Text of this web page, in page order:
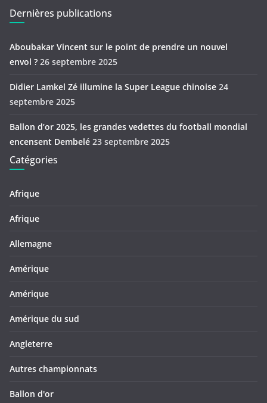
Dernières publications
Aboubakar Vincent sur le point de prendre un nouvel
envol ? 26 septembre 2025
Didier Lamkel Zé illumine la Super League chinoise 24
septembre 2025
Ballon d’or 2025, les grandes vedettes du football mondial
encensent Dembelé 23 septembre 2025
Catégories
Afrique
Afrique
Allemagne
Amérique
Amérique
Amérique du sud
Angleterre
Autres championnats
Ballon d'or